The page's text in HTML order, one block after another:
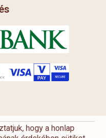
hogy a honlap